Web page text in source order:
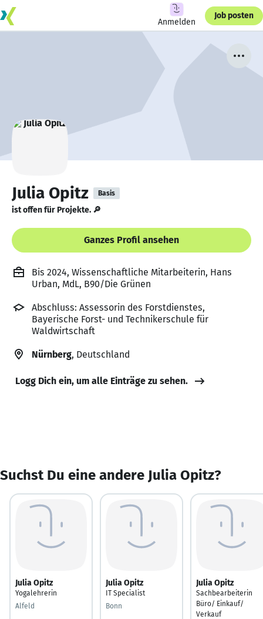
Anmelden
Job posten
Julia Opitz Basis
ist offen für Projekte. 🔎
Ganzes Profil ansehen
Bis 2024, Wissenschaftliche Mitarbeiterin, Hans
Urban, MdL, B90/Die Grünen
Abschluss: Assessorin des Forstdienstes,
Bayerische Forst- und Technikerschule für
Waldwirtschaft
Nürnberg, Deutschland
Logg Dich ein, um alle Einträge zu sehen.
Suchst Du eine andere Julia Opitz?
Julia Opitz
Yogalehrerin
Alfeld
Julia Opitz
IT Specialist
Bonn
Julia Opitz
Sachbearbeiterin
Büro/ Einkauf/
Verkauf